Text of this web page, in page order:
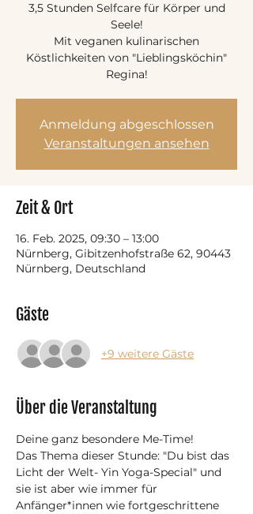
3,5 Stunden Selfcare für Körper und
Seele!
Mit veganen kulinarischen
Köstlichkeiten von "Lieblingsköchin"
Regina!
Anmeldung abgeschlossen
Veranstaltungen ansehen
Zeit & Ort
16. Feb. 2025, 09:30 – 13:00
Nürnberg, Gibitzenhofstraße 62, 90443
Nürnberg, Deutschland
Gäste
+9 weitere Gäste
Über die Veranstaltung
Deine ganz besondere Me-Time!
Das Thema dieser Stunde: "Du bist das
Licht der Welt- Yin Yoga-Special" und
sie ist aber wie immer für
Anfänger*innen wie fortgeschrittene